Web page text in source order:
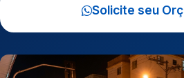
Solicite seu